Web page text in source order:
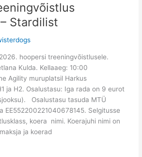
Stardilist
hoopersi treeningvõistlusele.
Kulda. Kellaaeg: 10:00
Agility muruplatsil Harkus
ja H2. Osalustasu: Iga rada on 9 eurot
Osalustasu tasuda MTÜ
EE552200221040678145. Selgitusse
koera nimi. Koerajuhi nimi on
ja koerad